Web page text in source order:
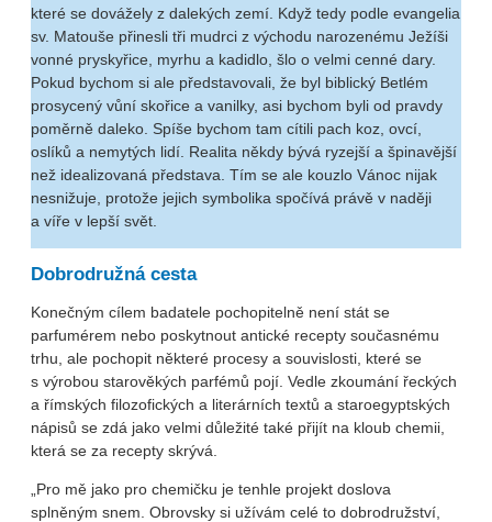
které se dovážely z dalekých zemí. Když tedy podle evangelia
sv. Matouše přinesli tři mudrci z východu narozenému Ježíši
vonné pryskyřice, myrhu a kadidlo, šlo o velmi cenné dary.
Pokud bychom si ale představovali, že byl biblický Betlém
prosycený vůní skořice a vanilky, asi bychom byli od pravdy
poměrně daleko. Spíše bychom tam cítili pach koz, ovcí,
oslíků a nemytých lidí. Realita někdy bývá ryzejší a špinavější
než idealizovaná představa. Tím se ale kouzlo Vánoc nijak
nesnižuje, protože jejich symbolika spočívá právě v naději
a víře v lepší svět.
Dobrodružná cesta
Konečným cílem badatele pochopitelně není stát se
parfumérem nebo poskytnout antické recepty současnému
trhu, ale pochopit některé procesy a souvislosti, které se
s výrobou starověkých parfémů pojí. Vedle zkoumání řeckých
a římských filozofických a literárních textů a staroegyptských
nápisů se zdá jako velmi důležité také přijít na kloub chemii,
která se za recepty skrývá.
„Pro mě jako pro chemičku je tenhle projekt doslova
splněným snem. Obrovsky si užívám celé to dobrodružství,